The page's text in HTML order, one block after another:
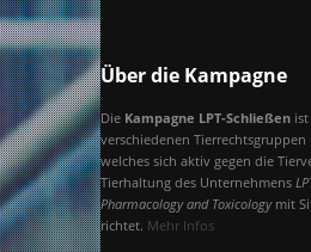
Über die Kampagne
Die Kampagne LPT-Schließen
verschiedenen
welches sich aktiv gegen die
Tierhaltung des Unternehmens
Pharmacology and Toxicologymit
richtet. Mehr Infos